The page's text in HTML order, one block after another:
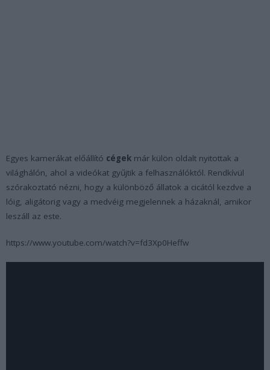
Egyes kamerákat előállító cégek már külön oldalt nyitottak a
világhálón, ahol a videókat gyűjtik a felhasználóktól. Rendkívül
szórakoztató nézni, hogy a különböző állatok a cicától kezdve a
lóig, aligátorig vagy a medvéig megjelennek a házaknál, amikor
leszáll az este.
https://www.youtube.com/watch?v=fd3Xp0Heffw